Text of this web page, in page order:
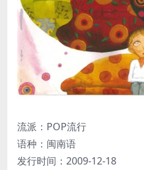
流派：POP流行
语种：闽南语
发行时间：2009-12-18